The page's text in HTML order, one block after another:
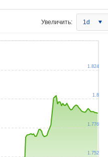
Увеличить: 1d
1.752
1.776
1.8
1.824